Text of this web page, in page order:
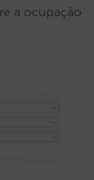
a ocupação